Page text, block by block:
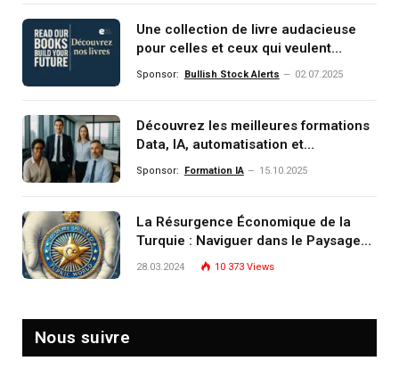
Une collection de livre audacieuse
pour celles et ceux qui veulent
comprendre, investir et dominer le
Sponsor: Bullish Stock Alerts 02.07.2025
Découvrez les meilleures formations
Data, IA, automatisation et
investissement (gestion de
Sponsor: Formation IA 15.10.2025
La Résurgence Économique de la
Turquie : Naviguer dans le Paysage
Post-Crise
28.03.2024 10 373 Views
Nous suivre